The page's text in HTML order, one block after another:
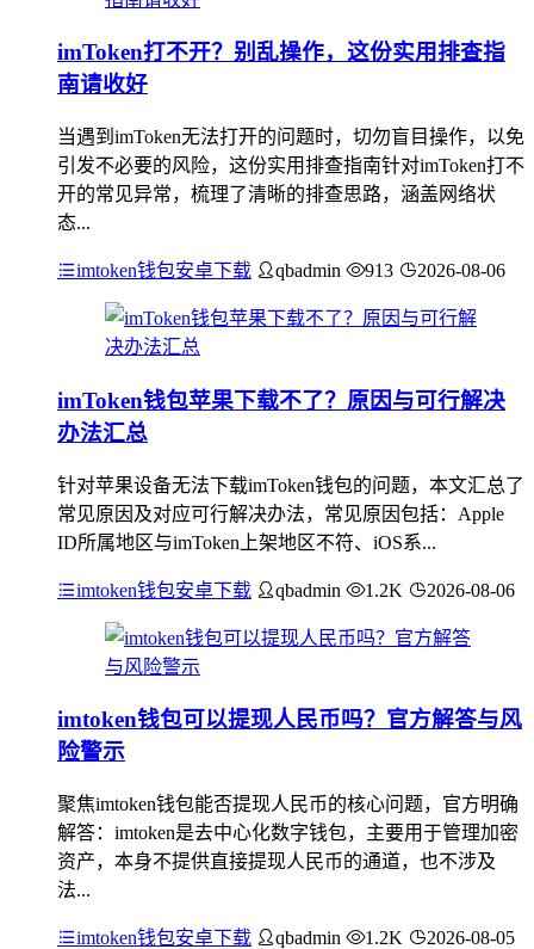
imToken打不开？别乱操作，这份实用排查指
南请收好
当遇到imToken无法打开的问题时，切勿盲目操作，以免
引发不必要的风险，这份实用排查指南针对imToken打不
开的常见异常，梳理了清晰的排查思路，涵盖网络状
态...
imtoken钱包安卓下载 qbadmin 913 2026-08-06
imToken钱包苹果下载不了？原因与可行解决
办法汇总
针对苹果设备无法下载imToken钱包的问题，本文汇总了
常见原因及对应可行解决办法，常见原因包括：Apple
ID所属地区与imToken上架地区不符、iOS系...
imtoken钱包安卓下载 qbadmin 1.2K 2026-08-06
imtoken钱包可以提现人民币吗？官方解答与风
险警示
聚焦imtoken钱包能否提现人民币的核心问题，官方明确
解答：imtoken是去中心化数字钱包，主要用于管理加密
资产，本身不提供直接提现人民币的通道，也不涉及
法...
imtoken钱包安卓下载 qbadmin 1.2K 2026-08-05